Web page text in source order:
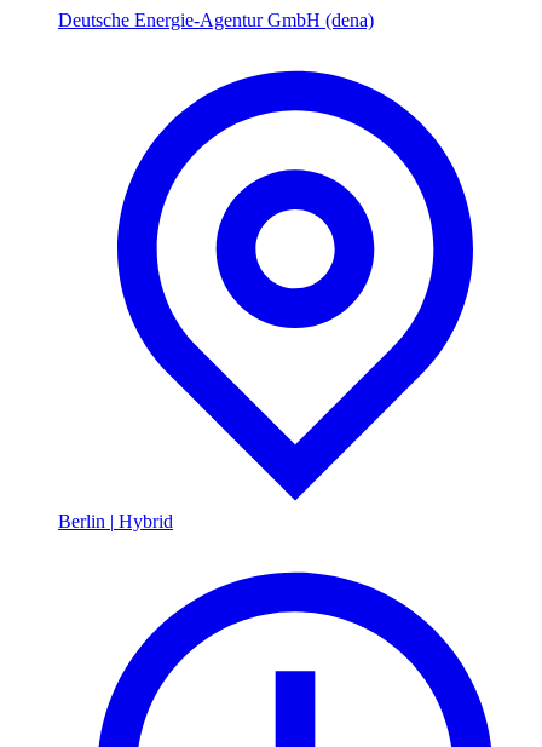
Deutsche Energie-Agentur GmbH (dena)
Berlin | Hybrid